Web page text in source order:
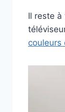
Il reste à
couleurs